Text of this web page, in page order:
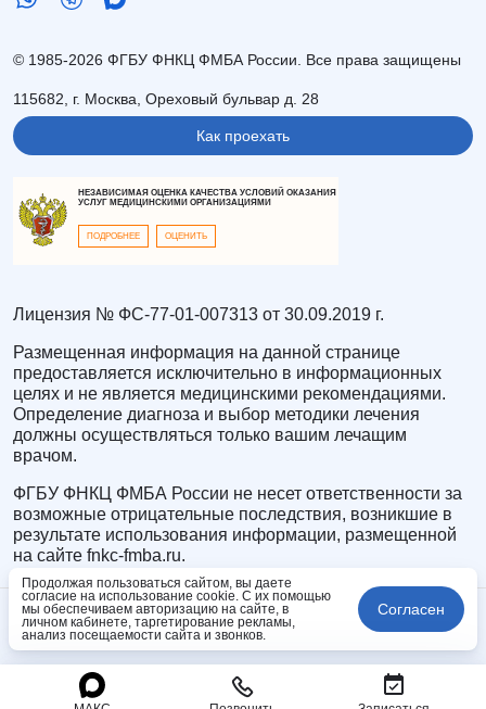
© 1985-2026 ФГБУ ФНКЦ ФМБА России. Все права защищены
115682, г. Москва, Ореховый бульвар д. 28
Как проехать
НЕЗАВИСИМАЯ ОЦЕНКА КАЧЕСТВА УСЛОВИЙ ОКАЗАНИЯ
УСЛУГ МЕДИЦИНСКИМИ ОРГАНИЗАЦИЯМИ
ПОДРОБНЕЕ ОЦЕНИТЬ
Лицензия № ФС-77-01-007313 от 30.09.2019 г.
Размещенная информация на данной странице
предоставляется исключительно в информационных
целях и не является медицинскими рекомендациями.
Определение диагноза и выбор методики лечения
должны осуществляться только вашим лечащим
врачом.
ФГБУ ФНКЦ ФМБА России не несет ответственности за
возможные отрицательные последствия, возникшие в
результате использования информации, размещенной
на сайте fnkc-fmba.ru.
Продолжая пользоваться сайтом, вы даете
согласие на использование cookie. С их помощью
мы обеспечиваем авторизацию на сайте, в
личном кабинете, таргетирование рекламы,
анализ посещаемости сайта и звонков.
Согласен